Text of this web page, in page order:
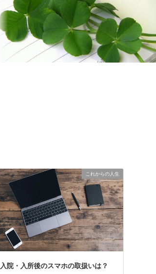
これからの人生
入院・入所後のスマホの取扱いは？